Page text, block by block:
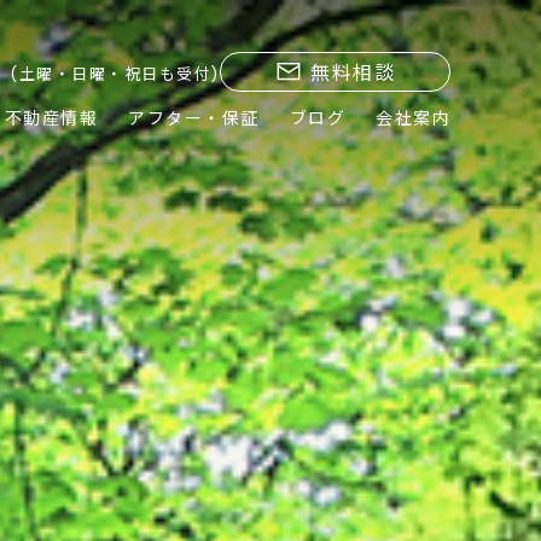
(土曜・日曜・祝日も受付) 無料相談
不動産情報 アフター・保証 ブログ 会社案内